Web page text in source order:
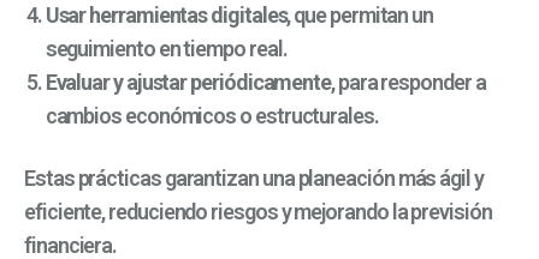
Usar herramientas digitales, que permitan un
seguimiento en tiempo real.
Evaluar y ajustar periódicamente, para responder a
cambios económicos o estructurales.
Estas prácticas garantizan una planeación más ágil y
eficiente, reduciendo riesgos y mejorando la previsión
financiera.